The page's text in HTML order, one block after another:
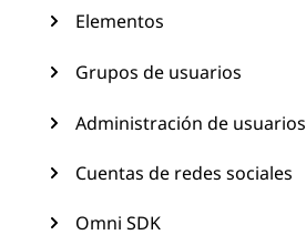
Elementos
Grupos de usuarios
Administración de usuarios
Cuentas de redes sociales
Omni SDK